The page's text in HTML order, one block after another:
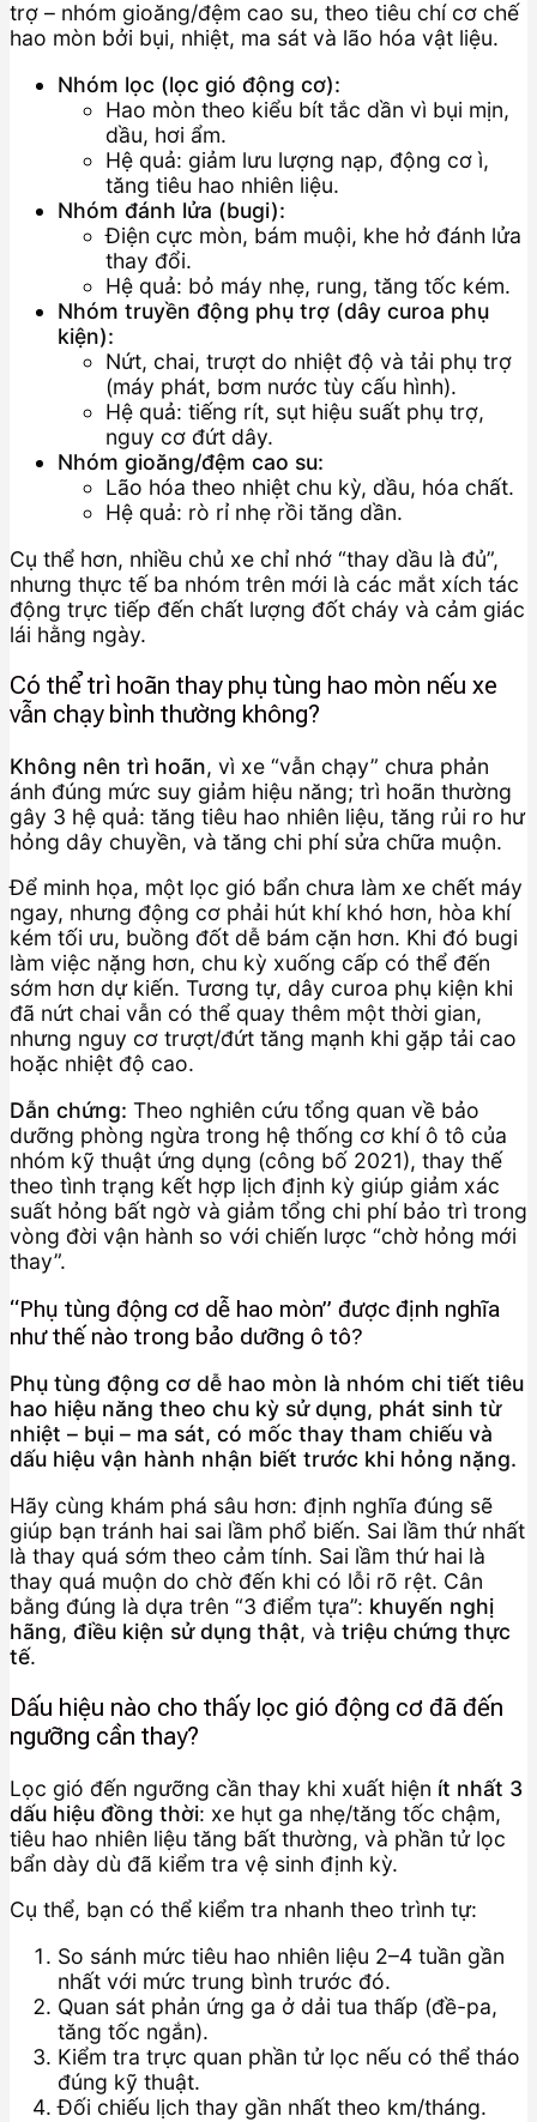
trợ – nhóm gioăng/đệm cao su, theo tiêu chí cơ chế
hao mòn bởi bụi, nhiệt, ma sát và lão hóa vật liệu.
Nhóm lọc (lọc gió động cơ):
Hao mòn theo kiểu bít tắc dần vì bụi mịn,
dầu, hơi ẩm.
Hệ quả: giảm lưu lượng nạp, động cơ ì,
tăng tiêu hao nhiên liệu.
Nhóm đánh lửa (bugi):
Điện cực mòn, bám muội, khe hở đánh lửa
thay đổi.
Hệ quả: bỏ máy nhẹ, rung, tăng tốc kém.
Nhóm truyền động phụ trợ (dây curoa phụ
kiện):
Nứt, chai, trượt do nhiệt độ và tải phụ trợ
(máy phát, bơm nước tùy cấu hình).
Hệ quả: tiếng rít, sụt hiệu suất phụ trợ,
nguy cơ đứt dây.
Nhóm gioăng/đệm cao su:
Lão hóa theo nhiệt chu kỳ, dầu, hóa chất.
Hệ quả: rò rỉ nhẹ rồi tăng dần.
Cụ thể hơn, nhiều chủ xe chỉ nhớ “thay dầu là đủ”,
nhưng thực tế ba nhóm trên mới là các mắt xích tác
động trực tiếp đến chất lượng đốt cháy và cảm giác
lái hằng ngày.
Có thể trì hoãn thay phụ tùng hao mòn nếu xe
vẫn chạy bình thường không?
Không nên trì hoãn, vì xe “vẫn chạy” chưa phản
ánh đúng mức suy giảm hiệu năng; trì hoãn thường
gây 3 hệ quả: tăng tiêu hao nhiên liệu, tăng rủi ro hư
hỏng dây chuyền, và tăng chi phí sửa chữa muộn.
Để minh họa, một lọc gió bẩn chưa làm xe chết máy
ngay, nhưng động cơ phải hút khí khó hơn, hòa khí
kém tối ưu, buồng đốt dễ bám cặn hơn. Khi đó bugi
làm việc nặng hơn, chu kỳ xuống cấp có thể đến
sớm hơn dự kiến. Tương tự, dây curoa phụ kiện khi
đã nứt chai vẫn có thể quay thêm một thời gian,
nhưng nguy cơ trượt/đứt tăng mạnh khi gặp tải cao
hoặc nhiệt độ cao.
Dẫn chứng: Theo nghiên cứu tổng quan về bảo
dưỡng phòng ngừa trong hệ thống cơ khí ô tô của
nhóm kỹ thuật ứng dụng (công bố 2021), thay thế
theo tình trạng kết hợp lịch định kỳ giúp giảm xác
suất hỏng bất ngờ và giảm tổng chi phí bảo trì trong
vòng đời vận hành so với chiến lược “chờ hỏng mới
thay”.
“Phụ tùng động cơ dễ hao mòn” được định nghĩa
như thế nào trong bảo dưỡng ô tô?
Phụ tùng động cơ dễ hao mòn là nhóm chi tiết tiêu
hao hiệu năng theo chu kỳ sử dụng, phát sinh từ
nhiệt – bụi – ma sát, có mốc thay tham chiếu và
dấu hiệu vận hành nhận biết trước khi hỏng nặng.
Hãy cùng khám phá sâu hơn: định nghĩa đúng sẽ
giúp bạn tránh hai sai lầm phổ biến. Sai lầm thứ nhất
là thay quá sớm theo cảm tính. Sai lầm thứ hai là
thay quá muộn do chờ đến khi có lỗi rõ rệt. Cân
bằng đúng là dựa trên “3 điểm tựa”: khuyến nghị
hãng, điều kiện sử dụng thật, và triệu chứng thực
tế.
Dấu hiệu nào cho thấy lọc gió động cơ đã đến
ngưỡng cần thay?
Lọc gió đến ngưỡng cần thay khi xuất hiện ít nhất 3
dấu hiệu đồng thời: xe hụt ga nhẹ/tăng tốc chậm,
tiêu hao nhiên liệu tăng bất thường, và phần tử lọc
bẩn dày dù đã kiểm tra vệ sinh định kỳ.
Cụ thể, bạn có thể kiểm tra nhanh theo trình tự:
So sánh mức tiêu hao nhiên liệu 2–4 tuần gần
nhất với mức trung bình trước đó.
Quan sát phản ứng ga ở dải tua thấp (đề-pa,
tăng tốc ngắn).
Kiểm tra trực quan phần tử lọc nếu có thể tháo
đúng kỹ thuật.
Đối chiếu lịch thay gần nhất theo km/tháng.